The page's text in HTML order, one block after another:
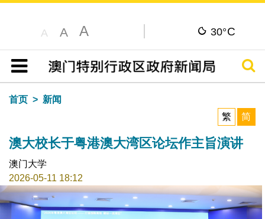
A A A 30°C
目录
搜寻
首页
新闻
繁
简
澳大校长于粤港澳大湾区论坛作主旨演讲
澳门大学
2026-05-11 18:12